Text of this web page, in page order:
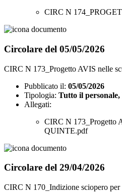
CIRC N
Circolare del 05/05/2026
CIRC N 173_Progetto AVIS nelle
Pubblicato il: 05/05/2026
Tipologia: Tutto il
Allegati:
CIRC N 173_Progetto
QUINTE.pdf
Circolare del 29/04/2026
CIRC N 170_Indizione sciopero